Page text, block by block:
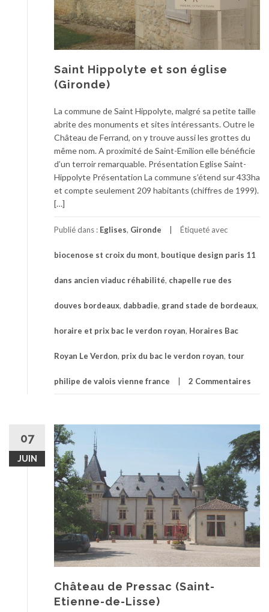
Saint Hippolyte et son église
(Gironde)
La commune de Saint Hippolyte, malgré sa petite taille
abrite des monuments et sites intéressants. Outre le
Château de Ferrand, on y trouve aussi les grottes du
même nom. A proximité de Saint-Emilion elle bénéficie
d’un terroir remarquable. Présentation Eglise Saint-
Hippolyte Présentation La commune s’étend sur 433ha
et compte seulement 209 habitants (chiffres de 1999).
[…]
Publié dans : Eglises, Gironde Étiqueté avec
biocenose st croix du mont, boutique design paris 11
dans ancien viaduc réhabilité, chapelle rue des
douves bordeaux, dabbadie, grand stade de bordeaux,
horaire et prix bac le verdon royan, Horaires Bac
Royan Le Verdon, prix du bac le verdon royan, tour
philipe de valois vienne france 2 Commentaires
07
JUIN
Château de Pressac (Saint-
Etienne-de-Lisse)